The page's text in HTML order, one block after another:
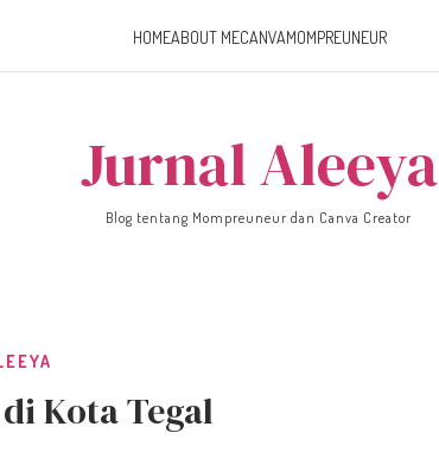
HOMEABOUT MECANVAMOMPREUNEUR
Jurnal Aleeya
Blog tentang Mompreuneur dan Canva Creator
Kota Tegal